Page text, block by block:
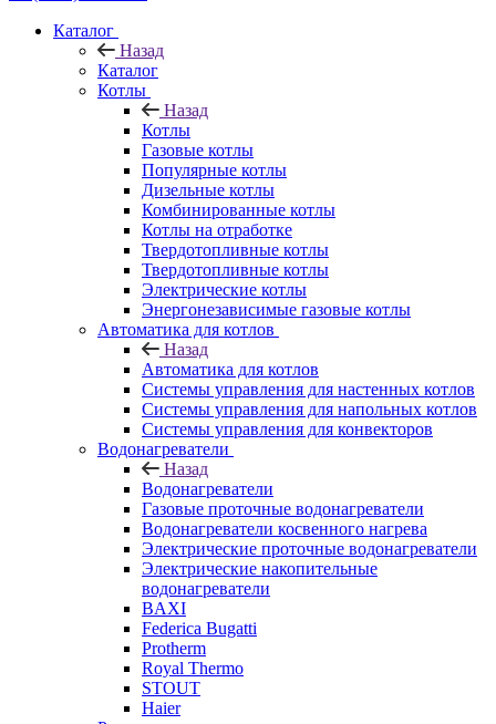
Каталог
Назад
Каталог
Котлы
Назад
Котлы
Газовые котлы
Популярные котлы
Дизельные котлы
Комбинированные котлы
Котлы на отработке
Твердотопливные котлы
Твердотопливные котлы
Электрические котлы
Энергонезависимые газовые котлы
Автоматика для котлов
Назад
Автоматика для котлов
Системы управления для настенных котлов
Системы управления для напольных котлов
Системы управления для конвекторов
Водонагреватели
Назад
Водонагреватели
Газовые проточные водонагреватели
Водонагреватели косвенного нагрева
Электрические проточные водонагреватели
Электрические накопительные
водонагреватели
BAXI
Federica Bugatti
Protherm
Royal Thermo
STOUT
Haier